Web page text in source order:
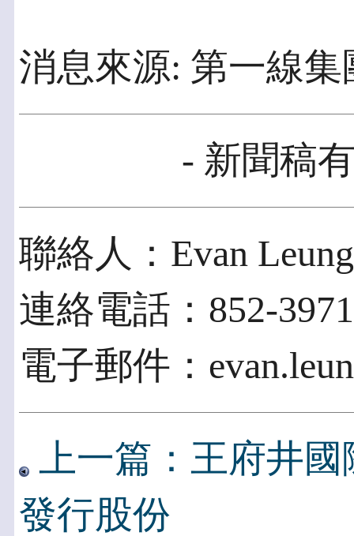
消息來源: 第一線集
- 新聞稿
聯絡人：Evan Leung
連絡電話：852-
電子郵件：
上一篇：王府井
發行股份